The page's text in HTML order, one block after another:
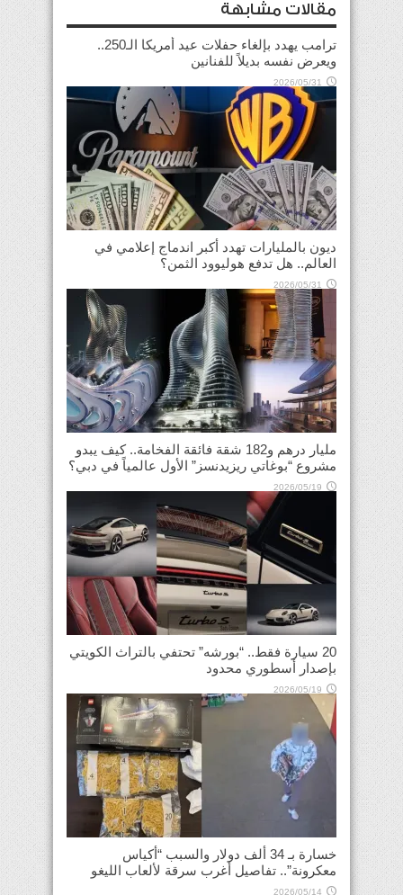
مقالات مشابهة
ترامب يهدد بإلغاء حفلات عيد أمريكا الـ250..
ويعرض نفسه بديلاً للفنانين
2026/05/31
ديون بالمليارات تهدد أكبر اندماج إعلامي في
العالم.. هل تدفع هوليوود الثمن؟
2026/05/31
مليار درهم و182 شقة فائقة الفخامة.. كيف يبدو
مشروع “بوغاتي ريزيدنسز” الأول عالمياً في دبي؟
2026/05/19
20 سيارة فقط.. “بورشه” تحتفي بالتراث الكويتي
بإصدار أسطوري محدود
2026/05/19
خسارة بـ 34 ألف دولار والسبب “أكياس
معكرونة”.. تفاصيل أغرب سرقة لألعاب الليغو
2026/05/14